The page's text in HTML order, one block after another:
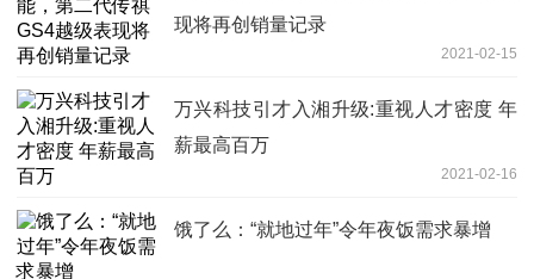
现将再创销量记录
2021-02-15
万兴科技引才入湘升级:重视人才密度 年
薪最高百万
2021-02-16
饿了么：“就地过年”令年夜饭需求暴增